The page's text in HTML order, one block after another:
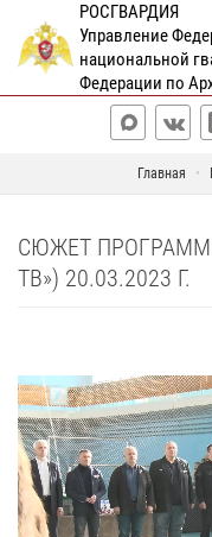
РОСГВАРДИЯ
Управление
национальной
Федерации по
Главная
СЮЖЕТ
ТВ») 20.03.2023 Г.